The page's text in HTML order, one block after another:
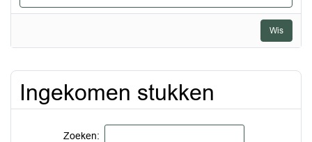
Wis
Ingekomen stukken
Zoeken: